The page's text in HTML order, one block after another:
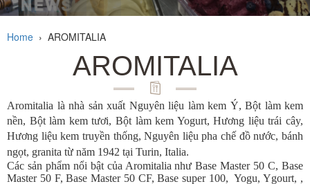
Home › AROMITALIA
AROMITALIA
Aromitalia là nhà sản xuất Nguyên liệu làm kem Ý, Bột làm kem
nền, Bột làm kem tươi, Bột làm kem Yogurt, Hương liệu trái cây,
Hương liệu kem truyền thống, Nguyên liệu pha chế đồ nước, bánh
ngọt, granita từ năm 1942 tại Turin, Italia.
Các sản phẩm nổi bật của Aromitalia như Base Master 50 C, Base
Master 50 F, Base Master 50 CF, Base super 100, Yogu, Ygourt, ,